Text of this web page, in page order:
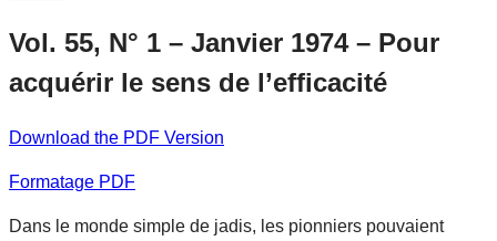
Vol. 55, N° 1 – Janvier 1974 – Pour
acquérir le sens de l’efficacité
Download the PDF Version
Formatage PDF
Dans le monde simple de jadis, les pionniers pouvaient